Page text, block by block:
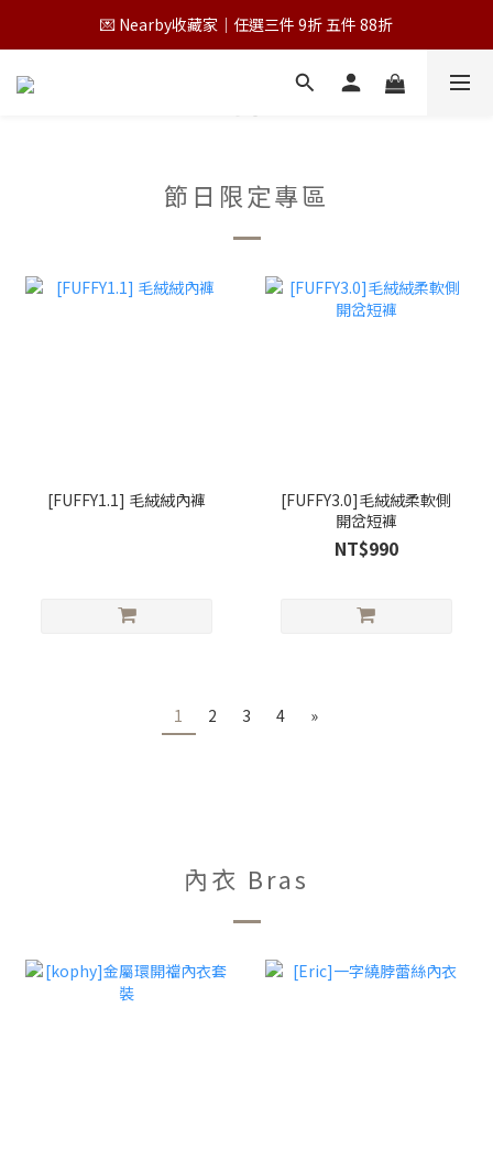
💌 Nearby收藏家｜任選三件 9折 五件 88折
💌 Nearby收藏家｜任選三件 9折 五件 88折
第一次跟 Nearby 一起過七夕｜任選三件 9折
為保障您的購物權益，請於下單前詳閱購物須知
節日限定專區
[FUFFY1.1] 毛絨絨內褲
[FUFFY3.0]毛絨絨柔軟側
開岔短褲
NT$990
1 2 3 4 »
內衣 Bras